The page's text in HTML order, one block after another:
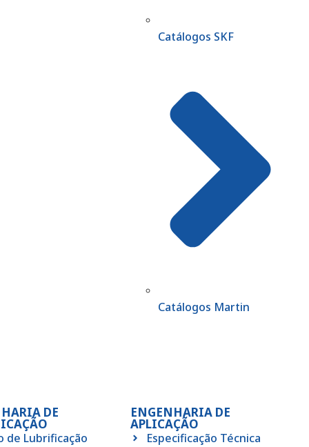
Catálogos SKF
Catálogos Martin
DE
de Lubrificação
ENGENHARIA DE
APLICAÇÃO
Especificação Técnica